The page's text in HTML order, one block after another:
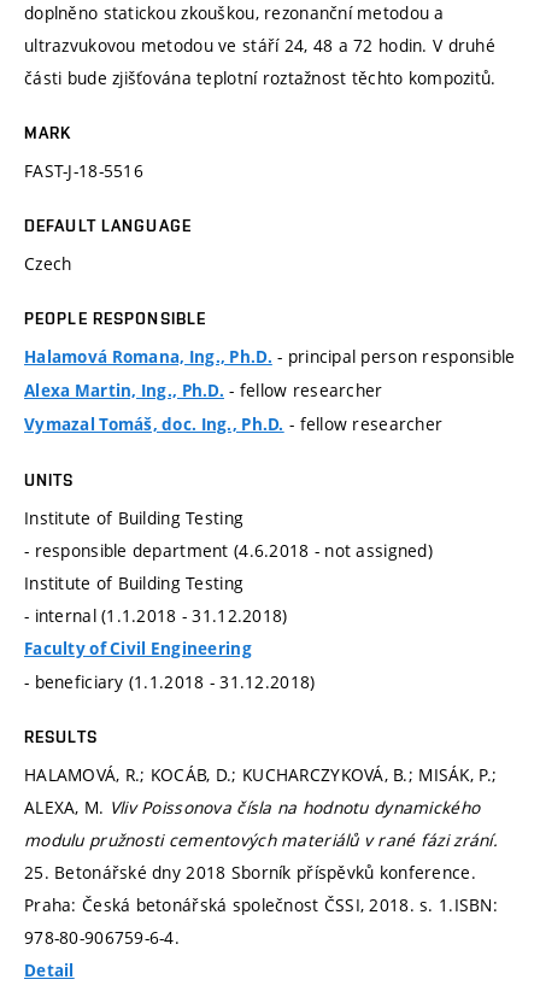
doplněno statickou zkouškou, rezonanční metodou a
ultrazvukovou metodou ve stáří 24, 48 a 72 hodin. V druhé
části bude zjišťována teplotní roztažnost těchto kompozitů.
MARK
FAST-J-18-5516
DEFAULT LANGUAGE
Czech
PEOPLE RESPONSIBLE
Halamová Romana, Ing., Ph.D. - principal person responsible
Alexa Martin, Ing., Ph.D. - fellow researcher
Vymazal Tomáš, doc. Ing., Ph.D. - fellow researcher
UNITS
Institute of Building Testing
- responsible department (4.6.2018 - not assigned)
Institute of Building Testing
- internal (1.1.2018 - 31.12.2018)
Faculty of Civil Engineering
- beneficiary (1.1.2018 - 31.12.2018)
RESULTS
HALAMOVÁ, R.; KOCÁB, D.; KUCHARCZYKOVÁ, B.; MISÁK, P.;
ALEXA, M. Vliv Poissonova čísla na hodnotu dynamického
modulu pružnosti cementových materiálů v rané fázi zrání.
25. Betonářské dny 2018 Sborník příspěvků konference.
Praha: Česká betonářská společnost ČSSI, 2018.s. 1.ISBN:
978-80-906759-6-4.
Detail